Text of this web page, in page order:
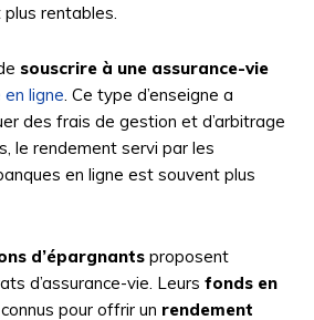
rentables.
souscrire à une assurance-vie
ligne . Ce type d’enseigne a
des frais de gestion et d’arbitrage
le rendement servi par les
en ligne est souvent plus
d’épargnants proposent
d’assurance-vie. Leurs fonds en
pour offrir un rendement